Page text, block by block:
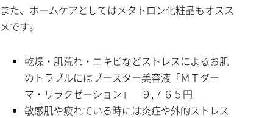
また、ホームケアとしてはメタトロン化粧品もオスス
メです。
乾燥・肌荒れ・ニキビなどストレスによるお肌
のトラブルにはブースター美容液「ＭＴダー
マ・リラクゼーション」 ９,７６５円
敏感肌や疲れている時には炎症や外的ストレス